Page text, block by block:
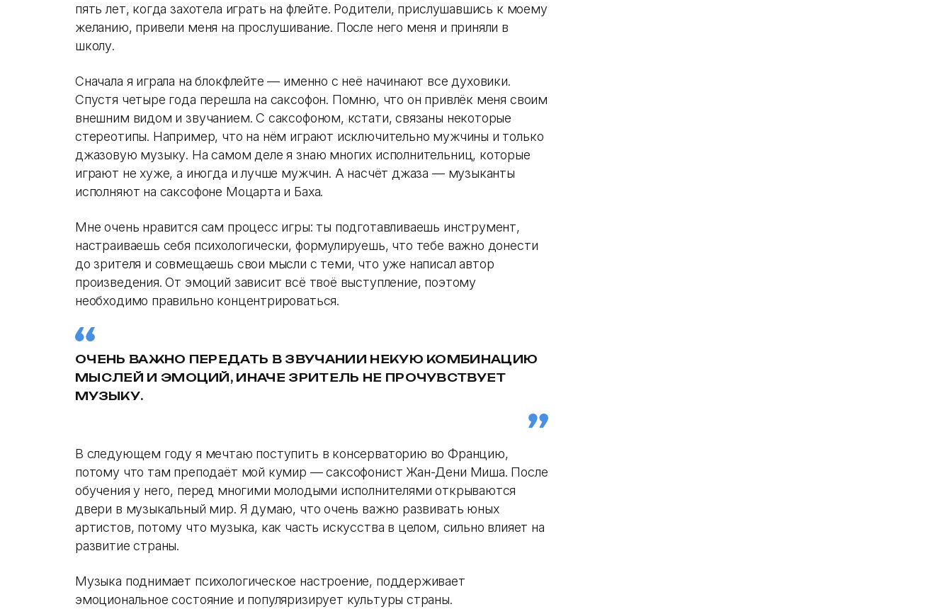
пять лет, когда захотела играть на флейте. Родители, прислушавшись к моему
желанию, привели меня на прослушивание. После него меня и приняли в
школу.
Сначала я играла на блокфлейте — именно с неё начинают все духовики.
Спустя четыре года перешла на саксофон. Помню, что он привлёк меня своим
внешним видом и звучанием. С саксофоном, кстати, связаны некоторые
стереотипы. Например, что на нём играют исключительно мужчины и только
джазовую музыку. На самом деле я знаю многих исполнительниц, которые
играют не хуже, а иногда и лучше мужчин. А насчёт джаза — музыканты
исполняют на саксофоне Моцарта и Баха.
Мне очень нравится сам процесс игры: ты подготавливаешь инструмент,
настраиваешь себя психологически, формулируешь, что тебе важно донести
до зрителя и совмещаешь свои мысли с теми, что уже написал автор
произведения. От эмоций зависит всё твоё выступление, поэтому
необходимо правильно концентрироваться.
ОЧЕНЬ ВАЖНО ПЕРЕДАТЬ В ЗВУЧАНИИ НЕКУЮ КОМБИНАЦИЮ
МЫСЛЕЙ И ЭМОЦИЙ, ИНАЧЕ ЗРИТЕЛЬ НЕ ПРОЧУВСТВУЕТ
МУЗЫКУ.
В следующем году я мечтаю поступить в консерваторию во Францию,
потому что там преподаёт мой кумир — саксофонист Жан-Дени Миша. После
обучения у него, перед многими молодыми исполнителями открываются
двери в музыкальный мир. Я думаю, что очень важно развивать юных
артистов, потому что музыка, как часть искусства в целом, сильно влияет на
развитие страны.
Музыка поднимает психологическое настроение, поддерживает
эмоциональное состояние и популяризирует культуры страны.